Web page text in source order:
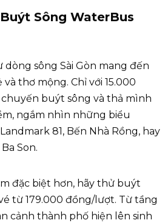
Sông WaterBus
dòng sông Sài Gòn mang đến
thơ mộng. Chỉ với 15.000
buýt sông và thả mình
ngắm nhìn những biểu
81, Bến Nhà Rồng, hay
Son.
đặc biệt hơn, hãy thử buýt
từ 179.000 đồng/lượt. Từ tầng
cảnh thành phố hiện lên sinh